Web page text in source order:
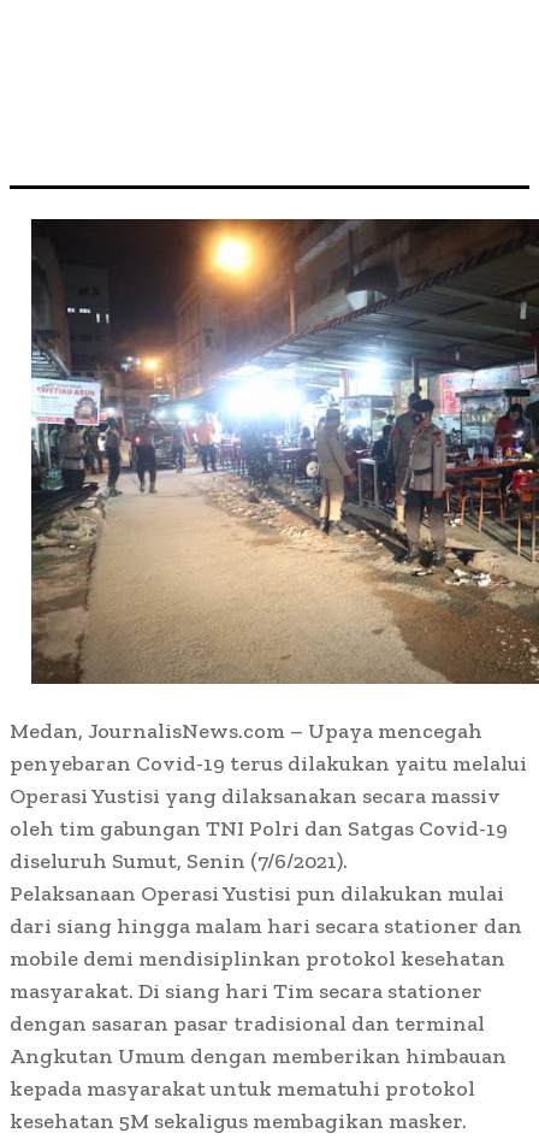
Medan, JournalisNews.com – Upaya mencegah
penyebaran Covid-19 terus dilakukan yaitu melalui
Operasi Yustisi yang dilaksanakan secara massiv
oleh tim gabungan TNI Polri dan Satgas Covid-19
diseluruh Sumut, Senin (7/6/2021).
Pelaksanaan Operasi Yustisi pun dilakukan mulai
dari siang hingga malam hari secara stationer dan
mobile demi mendisiplinkan protokol kesehatan
masyarakat. Di siang hari Tim secara stationer
dengan sasaran pasar tradisional dan terminal
Angkutan Umum dengan memberikan himbauan
kepada masyarakat untuk mematuhi protokol
kesehatan 5M sekaligus membagikan masker.